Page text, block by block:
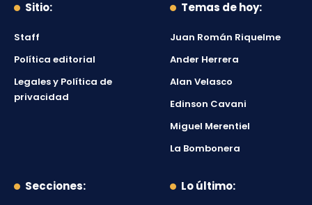
Sitio:
Staff
Política editorial
Legales y Política de
privacidad
Temas de hoy:
Juan Román Riquelme
Ander Herrera
Alan Velasco
Edinson Cavani
Miguel Merentiel
La Bombonera
Secciones: Lo último: